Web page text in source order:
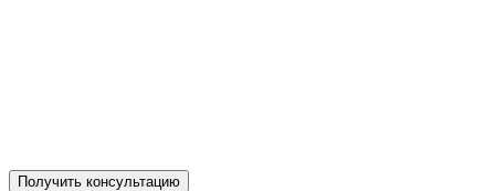
Получить консультацию